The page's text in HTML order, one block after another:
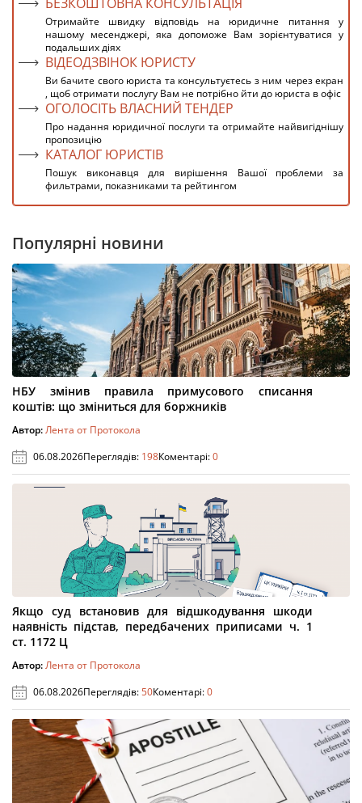
Отримайте швидку відповідь на юридичне питання у
нашому месенджері, яка допоможе Вам зорієнтуватися у
подальших діях
ВІДЕОДЗВІНОК ЮРИСТУ
Ви бачите свого юриста та консультуєтесь з ним через екран
, щоб отримати послугу Вам не потрібно йти до юриста в офіс
ОГОЛОСІТЬ ВЛАСНИЙ ТЕНДЕР
Про надання юридичної послуги та отримайте найвигіднішу
пропозицію
КАТАЛОГ ЮРИСТІВ
Пошук виконавця для вирішення Вашої проблеми за
фильтрами, показниками та рейтингом
Популярні новини
НБУ змінив правила примусового списання
коштів: що зміниться для боржників
Автор:Лента от Протокола
06.08.2026Переглядів: 198Коментарі:0
Якщо суд встановив для відшкодування шкоди
наявність підстав, передбачених приписами ч. 1
ст. 1172 Ц
Автор:Лента от Протокола
06.08.2026Переглядів:50Коментарі:0